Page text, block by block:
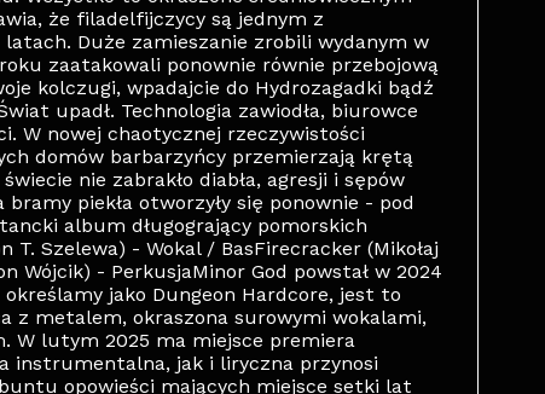
że filadelfijczycy są jednym z
Duże zamieszanie zrobili wydanym w
zaatakowali ponownie równie przebojową
kolczugi, wpadajcie do Hydrozagadki bądź
upadł. Technologia zawiodła, biurowce
W nowej chaotycznej rzeczywistości
domów barbarzyńcy przemierzają krętą
nie zabrakło diabła, agresji i sępów
piekła otworzyły się ponownie - pod
album długogrający pomorskich
T. Szelewa) - Wokal / BasFirecracker (Mikołaj
Wójcik) - PerkusjaMinor God powstał w 2024
jako Dungeon Hardcore, jest to
z metalem, okraszona surowymi wokalami,
W lutym 2025 ma miejsce premiera
instrumentalna, jak i liryczna przynosi
opowieści mających miejsce setki lat